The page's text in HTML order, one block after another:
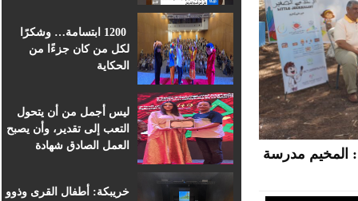
1200 ابتسامة… وشكرًا
لكل من كان جزءًا من
الحكاية
ليس أجمل من أن يتحول
التعب إلى تقدير، وأن يصبح
العمل الصادق شهادة
خريبكة: أطفال القرى وذوو
المخيم مدرسة